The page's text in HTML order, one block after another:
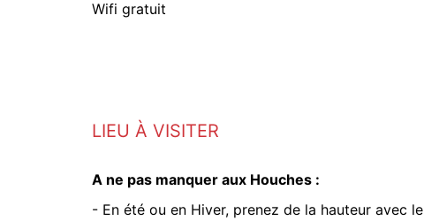
Wifi gratuit
LIEU À VISITER
A ne pas manquer aux Houches :
- En été ou en Hiver, prenez de la hauteur avec le